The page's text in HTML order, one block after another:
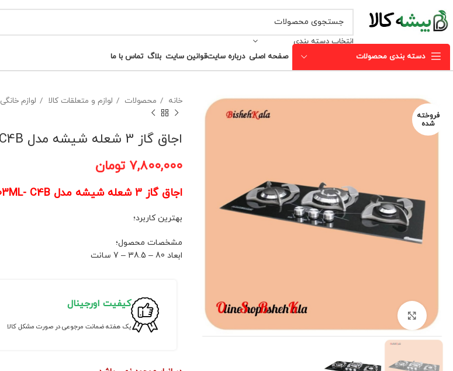
انتخاب دسته بندی
دسته بندی محصولات صفحه اصلی درباره سایتقوانین سایت بلاگ تماس با ما
فروخته
شده
خانه محصولات لوازم و متعلقات کالا لوازم خانگی
اجاق گاز 3 شعله شیشه مدل G03ML- C4B کد(96)
۷,۸۰۰,۰۰۰ تومان
اجاق گاز 3 شعله شیشه مدل G03ML- C4B کد(96)
بهترین کاربرد؛
مشخصات محصول؛
ابعاد 80 – 38.5 – 7 سانت
کیفیت اورجینال
یک هفته ضمانت مرجوعی در صورت مشکل کالا